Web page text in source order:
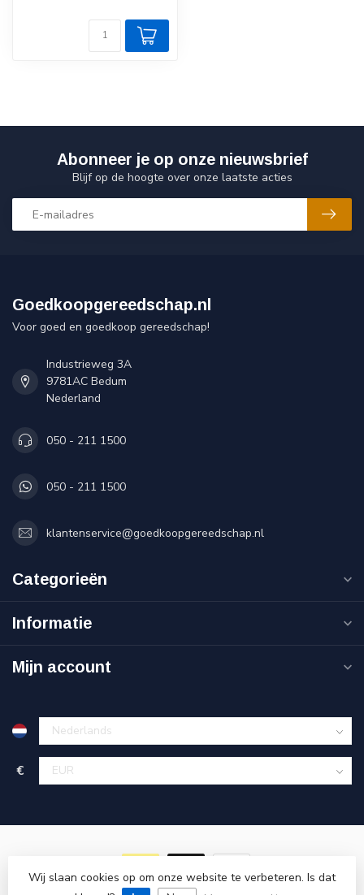
Abonneer je op onze nieuwsbrief
Blijf op de hoogte over onze laatste acties
Goedkoopgereedschap.nl
Voor goed en goedkoop gereedschap!
Industrieweg 3A
9781AC Bedum
Nederland
050 - 211 1500
050 - 211 1500
klantenservice@goedkoopgereedschap.nl
Categorieën
Informatie
Mijn account
€
Wij slaan cookies op om onze website te verbeteren. Is dat